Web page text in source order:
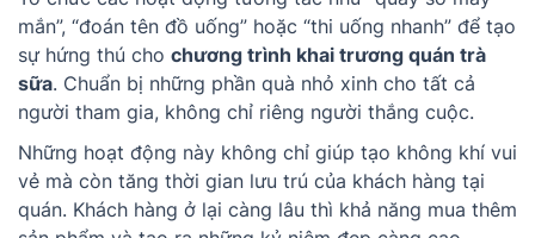
mắn”, “đoán tên đồ uống” hoặc “thi uống nhanh” để tạo
sự hứng thú cho chương trình khai trương quán trà
sữa. Chuẩn bị những phần quà nhỏ xinh cho tất cả
người tham gia, không chỉ riêng người thắng cuộc.
Những hoạt động này không chỉ giúp tạo không khí vui
vẻ mà còn tăng thời gian lưu trú của khách hàng tại
quán. Khách hàng ở lại càng lâu thì khả năng mua thêm